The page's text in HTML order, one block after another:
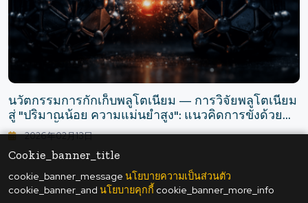
Cookie_banner_title
cookie_banner_message นโยบายความเป็นส่วนตัว
cookie_banner_and นโยบายคุกกี้ cookie_banner_more_info
นวัตกรรมการกักเก็บพลูโตเนียม — การวิจัยพลูโตเนียม
สู่ "ปริมาณน้อย ความแม่นยำสูง": แนวคิดการขังด้วย
กรงสองชั้น
2026年02月13日